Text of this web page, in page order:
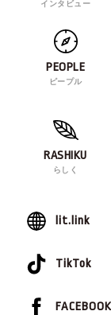
インタビュー
PEOPLE
ピープル
RASHIKU
らしく
lit.link
TikTok
FACEBOOK